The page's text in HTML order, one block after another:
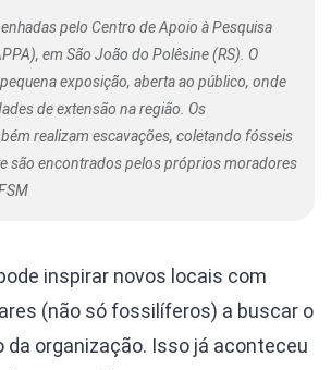
pelo Centro de Apoio à Pesquisa
em São João do Polêsine (RS). O
exposição, aberta ao público, onde
de extensão na região. Os
realizam escavações, coletando fósseis
são encontrados pelos próprios moradores
inspirar novos locais com
(não só fossilíferos) a buscar o
organização. Isso já aconteceu